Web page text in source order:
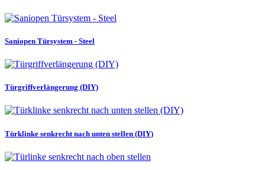
Saniopen Türsystem - Steel
Türgriffverlängerung (DIY)
Türklinke senkrecht nach unten stellen (DIY)